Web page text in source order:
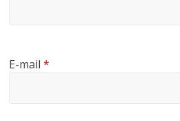
E-mail*